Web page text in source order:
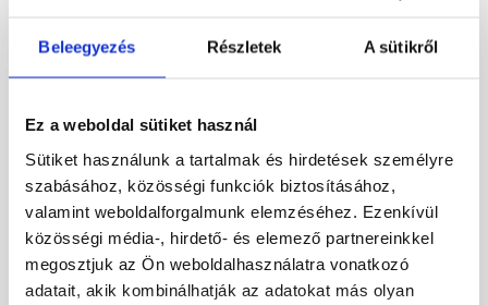
Beleegyezés Részletek A sütikről
Ez a weboldal sütiket használ
Sütiket használunk a tartalmak és hirdetések személyre
szabásához, közösségi funkciók biztosításához,
valamint weboldalforgalmunk elemzéséhez. Ezenkívül
közösségi média-, hirdető- és elemező partnereinkkel
megosztjuk az Ön weboldalhasználatra vonatkozó
adatait, akik kombinálhatják az adatokat más olyan
Aco Self Indoor beltéri
lábtörlő antracit 75x50 cm
Aco Self Vario2 lábtörlő
rács gumi betéttel, 75x50